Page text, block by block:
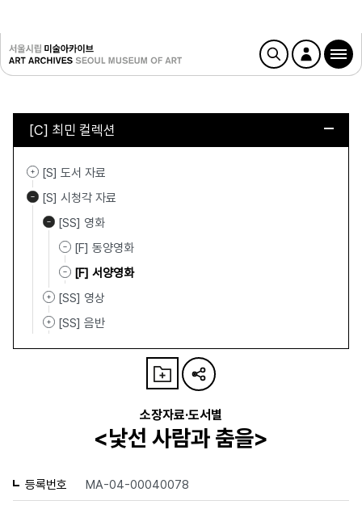
[C] 최민 컬렉션
[S] 도서 자료
[S] 시청각 자료
[SS] 영화
[F] 동양영화
[F] 서양영화
[SS] 영상
[SS] 음반
소장자료·도서별
<낯선 사람과 춤을>
등록번호 MA-04-00040078